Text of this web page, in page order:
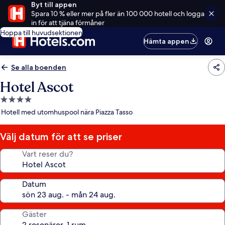
Byt till appen
Spara 10 % eller mer på fler än 100 000 hotell och logga
in för att tjäna förmåner
Hoppa till huvudsektionen
Hämta appen
Se alla boenden
Hotel Ascot
4.0-
stjärnigt
Hotell med utomhuspool nära Piazza Tasso
Välj datum för att se priser
Vart reser du?
Datum
Gäster